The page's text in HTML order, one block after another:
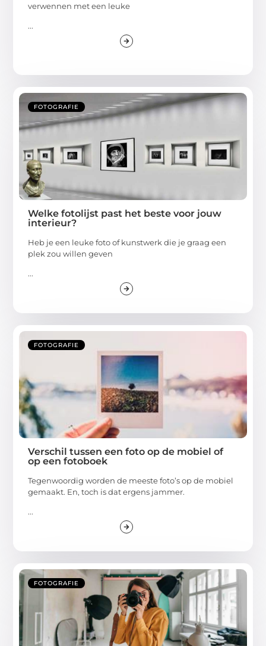
verwennen met een leuke
...
FOTOGRAFIE
Welke fotolijst past het beste voor jouw
interieur?
Heb je een leuke foto of kunstwerk die je graag een
plek zou willen geven
...
FOTOGRAFIE
Verschil tussen een foto op de mobiel of
op een fotoboek
Tegenwoordig worden de meeste foto’s op de mobiel
gemaakt. En, toch is dat ergens jammer.
...
FOTOGRAFIE